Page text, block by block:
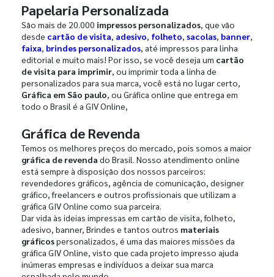
Papelaria Personalizada
São mais de 20.000 impressos personalizados, que vão
desde cartão de visita, adesivo, folheto, sacolas, banner,
faixa, brindes personalizados, até impressos para linha
editorial e muito mais! Por isso, se você deseja um cartão
de visita para imprimir, ou imprimir toda a linha de
personalizados para sua marca, você está no lugar certo,
Gráfica em São paulo, ou Gráfica online que entrega em
todo o Brasil é a GIV Online,
Gráfica de Revenda
Temos os melhores preços do mercado, pois somos a maior
gráfica de revenda do Brasil. Nosso atendimento online
está sempre à disposição dos nossos parceiros:
revendedores gráficos, agência de comunicação, designer
gráfico, freelancers e outros profissionais que utilizam a
gráfica GIV Online como sua parceira.
Dar vida às ideias impressas em cartão de visita, folheto,
adesivo, banner, Brindes e tantos outros materiais
gráficospersonalizados, é uma das maiores missões da
gráfica GIV Online, visto que cada projeto impresso ajuda
inúmeras empresas e indivíduos a deixar sua marca